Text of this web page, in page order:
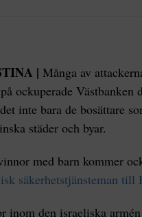
| Många av
ockuperade
inte bara de bosättare
städer och byar.
med barn kommer
säkerhetstjänsteman till
inom den israeliska